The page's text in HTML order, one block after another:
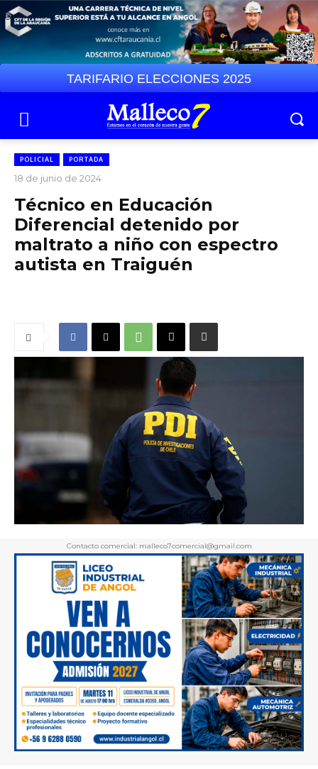
TARIFARIO ELECCIONES 2025
POLICIAL PORTADA
18 de junio de 2024
Técnico en Educación
Diferencial detenido por
maltrato a niño con espectro
autista en Traiguén
Contacto comercial: malleco7comercial@gmail.com